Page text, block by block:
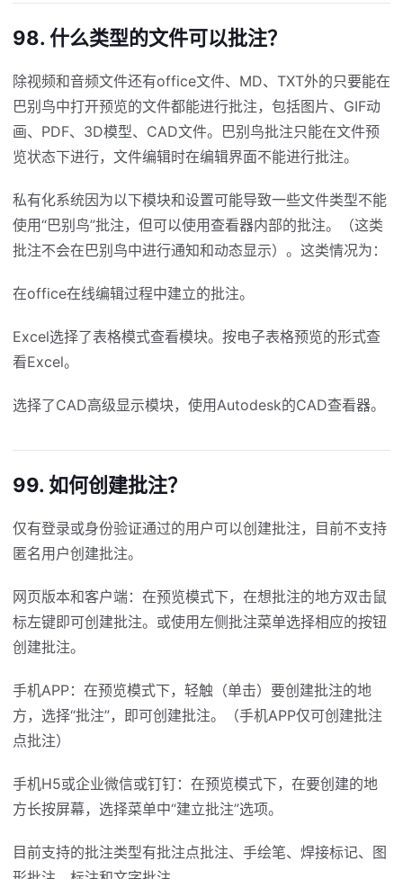
98. 什么类型的文件可以批注？
除视频和音频文件还有office文件、MD、TXT外的只要能在
巴别鸟中打开预览的文件都能进行批注，包括图片、GIF动
画、PDF、3D模型、CAD文件。巴别鸟批注只能在文件预
览状态下进行，文件编辑时在编辑界面不能进行批注。
私有化系统因为以下模块和设置可能导致一些文件类型不能
使用“巴别鸟”批注，但可以使用查看器内部的批注。（这类
批注不会在巴别鸟中进行通知和动态显示）。这类情况为：
在office在线编辑过程中建立的批注。
Excel选择了表格模式查看模块。按电子表格预览的形式查
看Excel。
选择了CAD高级显示模块，使用Autodesk的CAD查看器。
99. 如何创建批注？
仅有登录或身份验证通过的用户可以创建批注，目前不支持
匿名用户创建批注。
网页版本和客户端：在预览模式下，在想批注的地方双击鼠
标左键即可创建批注。或使用左侧批注菜单选择相应的按钮
创建批注。
手机APP：在预览模式下，轻触（单击）要创建批注的地
方，选择“批注”，即可创建批注。（手机APP仅可创建批注
点批注）
手机H5或企业微信或钉钉：在预览模式下，在要创建的地
方长按屏幕，选择菜单中“建立批注”选项。
目前支持的批注类型有批注点批注、手绘笔、焊接标记、图